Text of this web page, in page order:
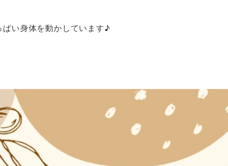
い身体を動かしています♪